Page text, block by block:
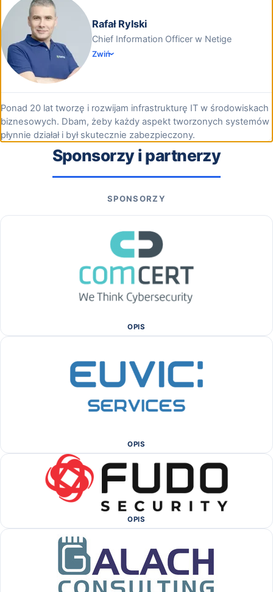
Rafał Rylski
Chief Information Officer w Netige
Zwiń
Ponad 20 lat tworzę i rozwijam infrastrukturę IT w środowiskach
biznesowych. Dbam, żeby każdy aspekt tworzonych systemów
płynnie działał i był skutecznie zabezpieczony.
Sponsorzy i partnerzy
SPONSORZY
OPIS
OPIS
OPIS